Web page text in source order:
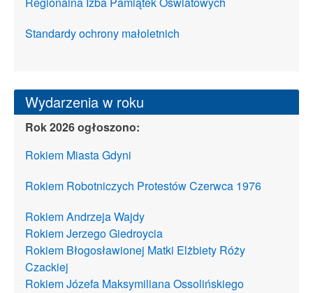
Standardy ochrony małoletnich
Wydarzenia w roku
Rok 2026 ogłoszono:
Rokiem Miasta Gdyni
Rokiem Robotniczych Protestów Czerwca 1976
Rokiem Andrzeja Wajdy
Rokiem Jerzego Giedroycia
Rokiem Błogosławionej Matki Elżbiety Róży
Czackiej
Rokiem Józefa Maksymiliana Ossolińskiego